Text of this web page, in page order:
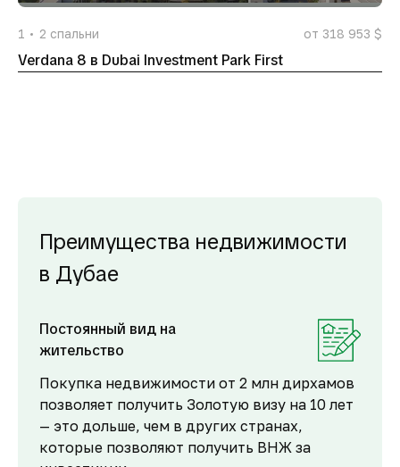
1 2 спальни от 318 953 $
Verdana 8 в Dubai Investment Park First
Преимущества недвижимости
в Дубае
Постоянный вид на
жительство
Покупка недвижимости от 2 млн дирхамов
позволяет получить Золотую визу на 10 лет
— это дольше, чем в других странах,
которые позволяют получить ВНЖ за